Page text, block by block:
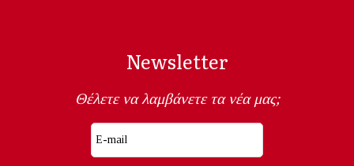
Newsletter
Θέλετε να λαμβάνετε τα νέα μας;